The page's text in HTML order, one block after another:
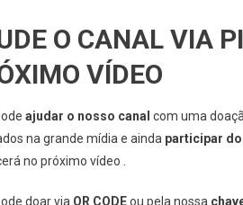
O CANAL VIA
VÍDEO
ajudar o nosso canal com uma
na grande mídia e ainda participar
no próximo vídeo .
doar via QR CODEou pela nossa